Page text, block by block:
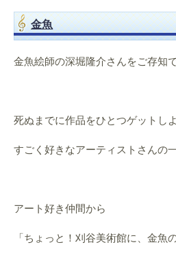
金魚
金魚絵師の深堀隆介さんをご存知
死ぬまでに作品をひとつゲットし
すごく好きなアーティストさんの
アート好き仲間から
「ちょっと！刈谷美術館に、金魚